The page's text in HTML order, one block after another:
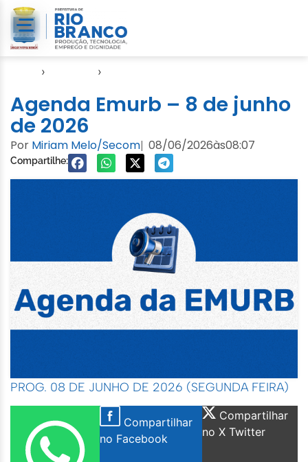
› ›
Agenda Emurb – 8 de junho
de 2026
Por Miriam Melo/Secom| 08/06/2026às08:07
Compartilhe:
PROG. 08 DE JUNHO DE 2026 (SEGUNDA FEIRA)
Compartilhar
no Facebook
Compartilhar
no X Twitter